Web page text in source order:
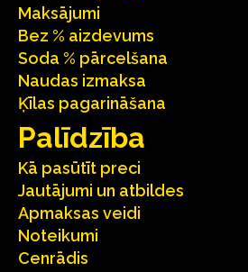
Maksājumi
Bez % aizdevums
Soda % pārcelšana
Naudas izmaksa
Ķīlas pagarināšana
Palīdzība
Kā pasūtīt preci
Jautājumi un atbildes
Apmaksas veidi
Noteikumi
Cenrādis